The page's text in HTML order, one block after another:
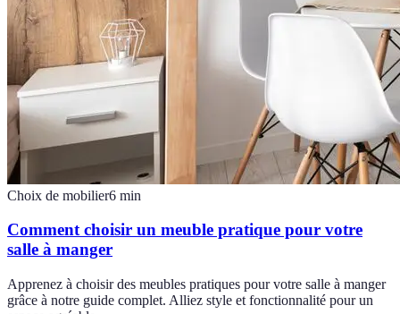
Choix de mobilier6 min
Comment choisir un meuble pratique pour votre
salle à manger
Apprenez à choisir des meubles pratiques pour votre salle à manger
grâce à notre guide complet. Alliez style et fonctionnalité pour un